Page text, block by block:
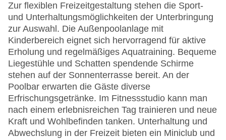
Zur flexiblen Freizeitgestaltung stehen die Sport-
und Unterhaltungsmöglichkeiten der Unterbringung
zur Auswahl. Die Außenpoolanlage mit
Kinderbereich eignet sich hervorragend für aktive
Erholung und regelmäßiges Aquatraining. Bequeme
Liegestühle und Schatten spendende Schirme
stehen auf der Sonnenterrasse bereit. An der
Poolbar erwarten die Gäste diverse
Erfrischungsgetränke. Im Fitnessstudio kann man
nach einem erlebnisreichen Tag trainieren und neue
Kraft und Wohlbefinden tanken. Unterhaltung und
Abwechslung in der Freizeit bieten ein Miniclub und